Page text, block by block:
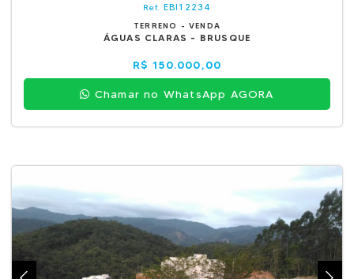
Ref. EBI12234
TERRENO - VENDA
ÁGUAS CLARAS - BRUSQUE
R$ 150.000,00
Chamar no WhatsApp AGORA